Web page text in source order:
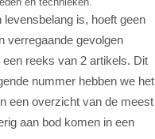
is, hoeft geen
verregaande gevolgen
reeks van 2 artikels. Dit
nummer hebben we het
een overzicht van de meest
aan bod komen in een